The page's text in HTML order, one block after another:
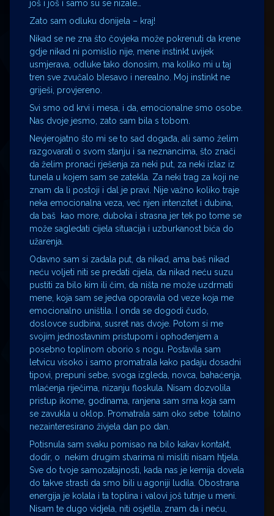
još i još i samo su se nizale…
Zato sam odluku donijela – kraj!
Nikad se ne zna što čovjeka može pokrenuti da krene
gdje nikad ni pomislio nije, mene instinkt uvijek
usmjerava, odluke tako donosim, ma koliko mi u taj
tren sve zvučalo blesavo i nerealno. Moj instinkt ne
griješi, provjereno.
Svi smo od krvi i mesa, i da, emocionalne smo osobe.
Nas dvoje jesmo, zato sam bila s tobom.
Nevjerojatno što mi se to sad događa, ali samo želim
razgovarati o svom stanju i sa neznancima, što znači
da želim pronaći rješenja za neki put, za neki izlaz iz
tunela u kojem sam se zatekla. Za neki trag za koji ne
znam da li postoji i dal je pravi. Nije važno koliko traje
neka emocionalna veza, već njen intenzitet i dubina,
da baš kao more, duboka i strasna jer tek po tome se
može sagledati cijela situacija i uzburkanost bića do
užarenja.
Odavno sam si zadala put, da nikad, ama baš nikad
neću voljeti niti se predati cijela, da nikad neću suzu
pustiti za bilo kim ili čim, da ništa ne može uzdrmati
mene, koja sam se jedva oporavila od veze koja me
emocionalno uništila. I onda se dogodi čudo,
doslovce sudbina, susret nas dvoje. Potom si me
svojim jednostavnim pristupom i ophođenjem a
posebno toplinom oborio s nogu. Postavila sam
letvicu visoko i samo promatrala kako padaju dosadni
tipovi, prepuni sebe, svoga izgleda, novca, bahaćenja,
mlaćenja riječima, nizanju floskula. Nisam dozvolila
pristup ikome, godinama, ranjena sam srna koja sam
se zavukla u oklop. Promatrala sam oko sebe totalno
nezainteresirano živjela dan po dan.
Potisnula sam svaku pomisao na bilo kakav kontakt,
dodir, o nekim drugim stvarima ni misliti nisam htjela.
Sve do tvoje samozatajnosti, kada nas je kemija dovela
do takve strasti da smo bili u agoniji ludila. Obostrana
energija je kolala i ta toplina i valovi još tutnje u meni.
Nisam te dugo vidjela, niti osjetila, znam da i neću,